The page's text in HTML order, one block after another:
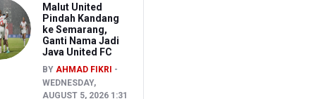
Malut United
Pindah Kandang
ke Semarang,
Ganti Nama Jadi
Java United FC
BY AHMAD FIKRI
WEDNESDAY,
AUGUST 5, 2026 1:31